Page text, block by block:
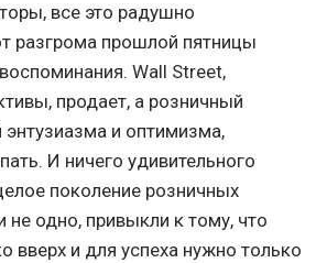
все это радушно
разгрома прошлой пятницы
Wall Street,
продает, а розничный
энтузиазма и оптимизма,
И ничего удивительного
поколение розничных
не одно, привыкли к тому, что
вверх и для успеха нужно только